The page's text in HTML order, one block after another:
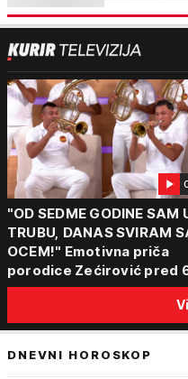
"OD SEDME GODINE SAM
TRUBU, DANAS SVIRAM
OCEM!" Emotivna priča
porodice Zećirović pred
Sabor trubača u Guči
DNEVNI HOROSKOP